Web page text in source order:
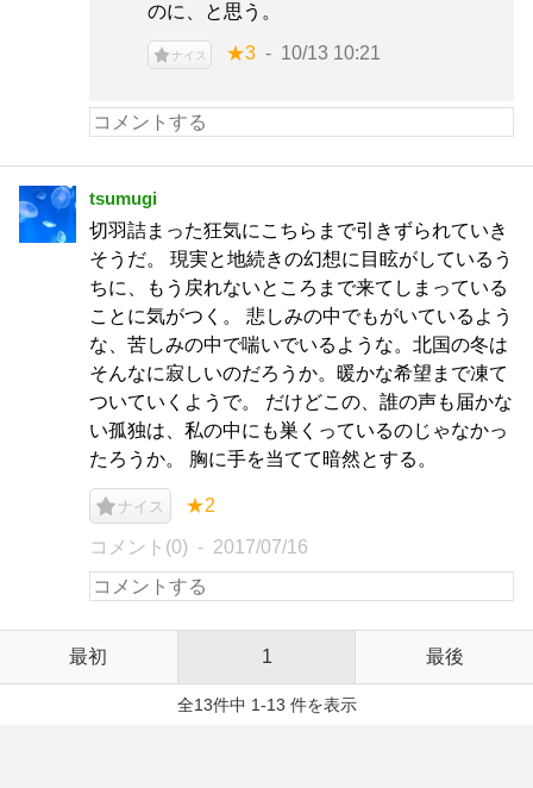
のに、と思う。
ナイス ★3 10/13 10:21
tsumugi
切羽詰まった狂気にこちらまで引きずられていき
そうだ。 現実と地続きの幻想に目眩がしているう
ちに、もう戻れないところまで来てしまっている
ことに気がつく。 悲しみの中でもがいているよう
な、苦しみの中で喘いでいるような。北国の冬は
そんなに寂しいのだろうか。暖かな希望まで凍て
ついていくようで。 だけどこの、誰の声も届かな
い孤独は、私の中にも巣くっているのじゃなかっ
たろうか。 胸に手を当てて暗然とする。
ナイス ★2
コメント(0) 2017/07/16
最初 1 最後
全13件中 1-13 件を表示